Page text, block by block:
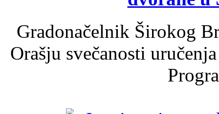
Gradonačelnik Širokog
Orašju svečanosti